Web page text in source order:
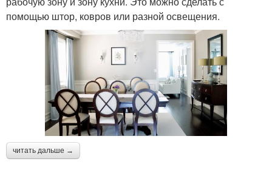
помощью штор, ковров или разной освещения.
читать дальше →